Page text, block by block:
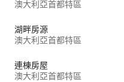
澳大利亞首都特區
湖畔房源
澳大利亞首都特區
連棟房屋
澳大利亞首都特區